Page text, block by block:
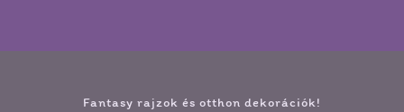
Fantasy rajzok és otthon dekorációk!